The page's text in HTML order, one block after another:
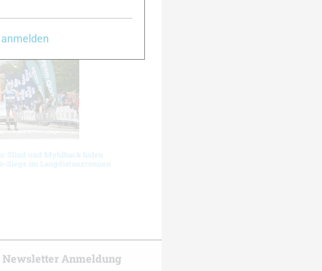
Slind und Myhlback holen
Siege im Langdistanzrennen
Zurück Weiter
Anmeldung